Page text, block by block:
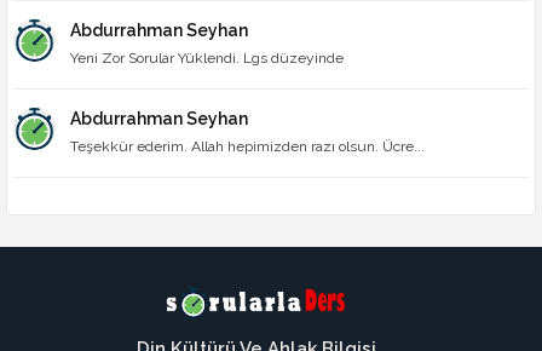
Abdurrahman Seyhan
Yeni Zor Sorular Yüklendi. Lgs düzeyinde
Abdurrahman Seyhan
Teşekkür ederim. Allah hepimizden razı olsun. Ücre...